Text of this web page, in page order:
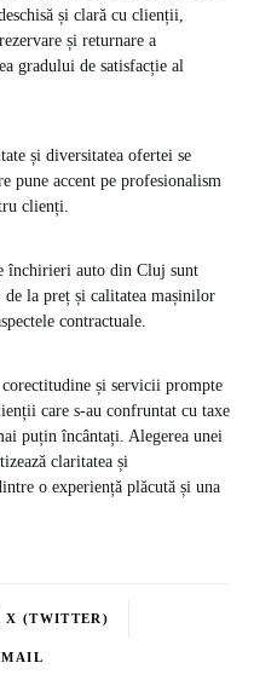
și clară cu clienții,
și returnare a
gradului de satisfacție al
și diversitatea ofertei se
pune accent pe profesionalism
clienți.
închirieri auto din Cluj sunt
la preț și calitatea mașinilor
contractuale.
corectitudine și servicii prompte
care s-au confruntat cu taxe
puțin încântați. Alegerea unei
claritatea și
o experiență plăcută și una
X (TWITTER)
MAIL